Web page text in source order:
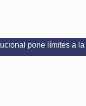
límites a la libertad